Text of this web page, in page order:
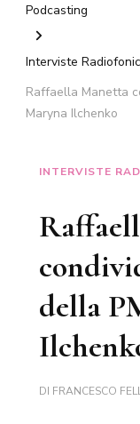
Podcasting
Interviste
Raffaella Manetta
Maryna Ilchenko
INTERVISTE
della
DI FRANCESCO